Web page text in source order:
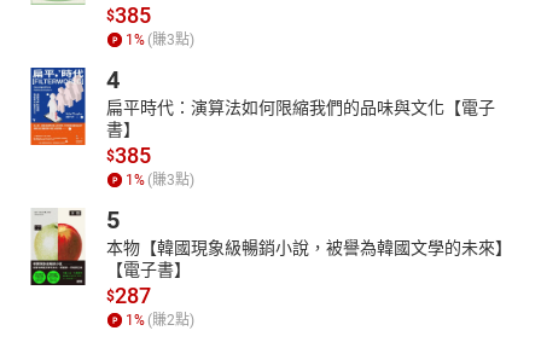
$385
1% (賺3點)
4
扁平時代：演算法如何限縮我們的品味與文化【電子
書】
$385
1% (賺3點)
5
本物【韓國現象級暢銷小說，被譽為韓國文學的未來】
【電子書】
$287
1% (賺2點)